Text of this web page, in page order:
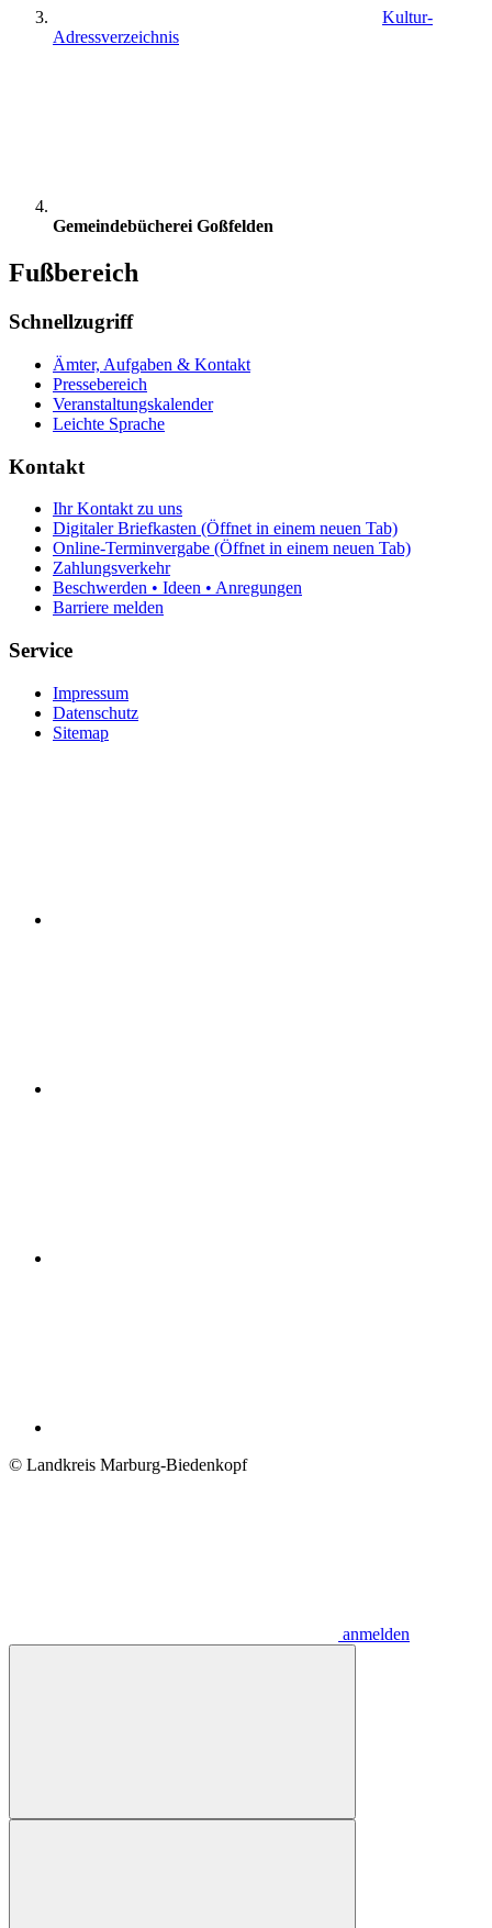
Kultur-
Adressverzeichnis
Gemeindebücherei Goßfelden
Fußbereich
Schnellzugriff
Ämter, Aufgaben & Kontakt
Pressebereich
Veranstaltungskalender
Leichte Sprache
Kontakt
Ihr Kontakt zu uns
Digitaler Briefkasten (Öffnet in einem neuen Tab)
Online-Terminvergabe (Öffnet in einem neuen Tab)
Zahlungsverkehr
Beschwerden • Ideen • Anregungen
Barriere melden
Service
Impressum
Datenschutz
Sitemap
© Landkreis Marburg-Biedenkopf
anmelden